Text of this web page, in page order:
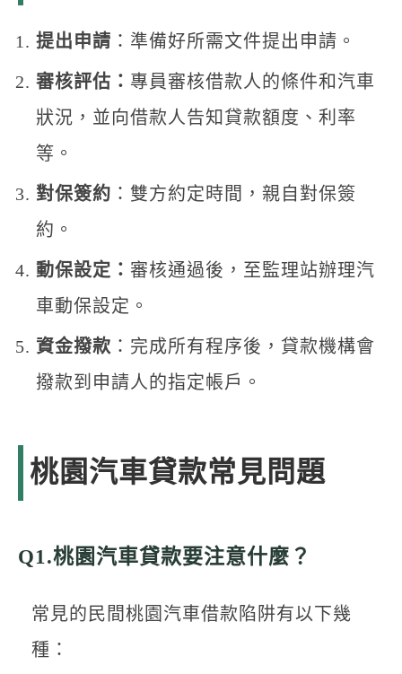
提出申請 ：準備好所需文件提出申請。
審核評估： 專員審核借款人的條件和汽車
狀況，並向借款人告知貸款額度、利率
等。
對保簽約 ：雙方約定時間，親自對保簽
約。
動保設定： 審核通過後，至監理站辦理汽
車動保設定。
資金撥款 ：完成所有程序後，貸款機構會
撥款到申請人的指定帳戶。
桃園汽車貸款常見問題
Q1.桃園汽車貸款要注意什麼？
常見的民間桃園汽車借款陷阱有以下幾
種：